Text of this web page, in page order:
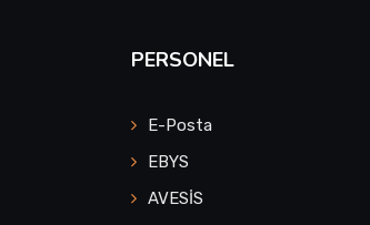
PERSONEL
E-Posta
EBYS
AVESİS